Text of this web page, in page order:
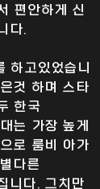
편안하게 신
다.
고있었습니
것 하며 스타
한국
는 가장 높게
로 룸비 아가
다른
니다. 그치만